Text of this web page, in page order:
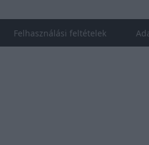
Felhasználási feltételek